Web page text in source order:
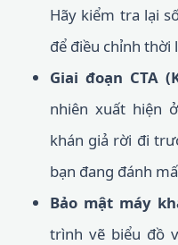
Hãy kiểm tra lại
để điều chỉnh thời
Giai đoạn CTA
nhiên xuất hiện
khán giả rời đi
bạn đang đánh
Bảo mật máy
trình vẽ biểu đồ